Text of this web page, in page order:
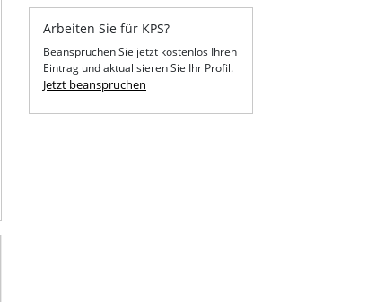
Arbeiten Sie für KPS?
Beanspruchen Sie jetzt kostenlos Ihren
Eintrag und aktualisieren Sie Ihr Profil.
Jetzt beanspruchen